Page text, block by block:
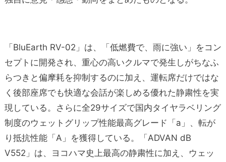
「BluEarth RV-02」は、「低燃費で、雨に強い」をコン
セプトに開発され、重心の高いクルマで発生しがちなふ
らつきと偏摩耗を抑制するのに加え、運転席だけではな
く後部座席でも快適な会話が楽しめる優れた静粛性を実
現している。さらに全29サイズで国内タイヤラベリング
制度のウェットグリップ性能最高グレード「a」、転が
り抵抗性能「A」を獲得している。「ADVAN dB
V552」は、ヨコハマ史上最高の静粛性に加え、ウェッ